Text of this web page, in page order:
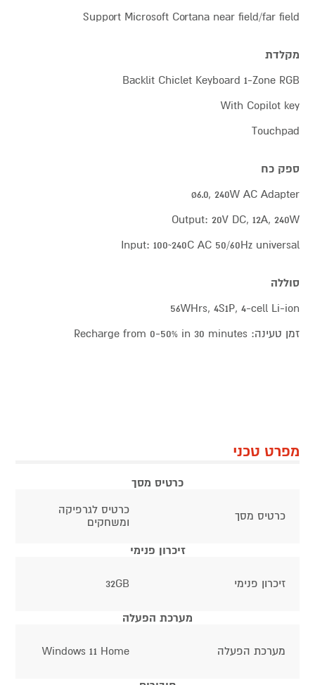
Support Microsoft Cortana near field/far field
מקלדת
Backlit Chiclet Keyboard 1-Zone RGB
With Copilot key
Touchpad
ספק כח
ø6.0, 240W AC Adapter
Output: 20V DC, 12A, 240W
Input: 100~240C AC 50/60Hz universal
סוללה
56WHrs, 4S1P, 4-cell Li-ion
זמן טעינה: Recharge from 0-50% in 30 minutes
מפרט טכני
כרטיס מסך
כרטיס מסך
כרטיס לגרפיקה
ומשחקים
זיכרון פנימי
זיכרון פנימי 32GB
מערכת הפעלה
מערכת הפעלה Windows 11 Home